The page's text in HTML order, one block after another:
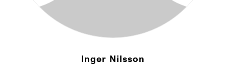
Inger Nilsson